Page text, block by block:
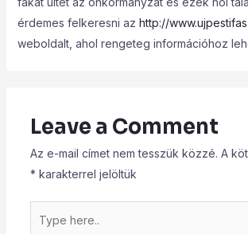
érdemes felkeresni az http://
weboldalt, ahol rengeteg információhoz
Leave a Comment
Az e-mail címet nem tesszük közzé. A
* karakterrel jelöltük
here..